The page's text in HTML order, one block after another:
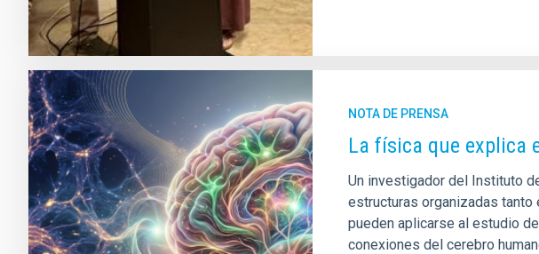
NOTA DE PRENSA
La física que explica
Un investigador del Instituto
estructuras organizadas tanto
pueden aplicarse al estudio
conexiones del cerebro